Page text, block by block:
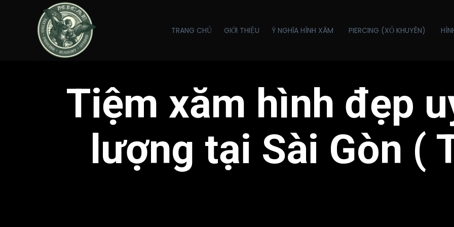
TRANG CHỦ GIỚI THIỆU Ý NGHĨA HÌNH XĂM PIERCING (XỎ KHUYÊN)
Tiệm xăm hình đẹp
lượng tại Sài Gòn (